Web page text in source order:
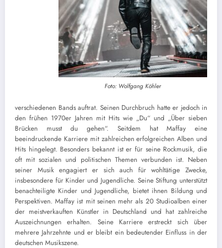
Foto: Wolfgang Köhler
verschiedenen Bands auftrat. Seinen Durchbruch hatte er jedoch in
den frühen 1970er Jahren mit Hits wie „Du“ und „Über sieben
Brücken musst du gehen“. Seitdem hat Maffay eine
beeindruckende Karriere mit zahlreichen erfolgreichen Alben und
Hits hingelegt. Besonders bekannt ist er für seine Rockmusik, die
oft mit sozialen und politischen Themen verbunden ist. Neben
seiner Musik engagiert er sich auch für wohltätige Zwecke,
insbesondere für Kinder und Jugendliche. Seine Stiftung unterstützt
benachteiligte Kinder und Jugendliche, bietet ihnen Bildung und
Perspektiven. Maffay ist mit seinen mehr als 20 Studioalben einer
der meistverkauften Künstler in Deutschland und hat zahlreiche
Auszeichnungen erhalten. Seine Karriere erstreckt sich über
mehrere Jahrzehnte und er bleibt ein bedeutender Einfluss in der
deutschen Musikszene.